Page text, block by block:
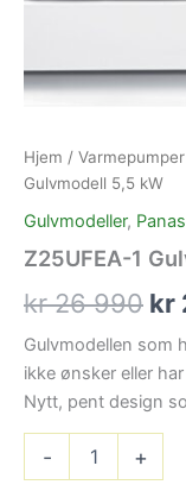
Hjem / Varmepumper
Gulvmodell 5,5 kW
Gulvmodeller,
Z25UFEA-1
kr26 990
kr
kr
Gulvmodellen som
ikke ønsker eller
Nytt, pent design
- +